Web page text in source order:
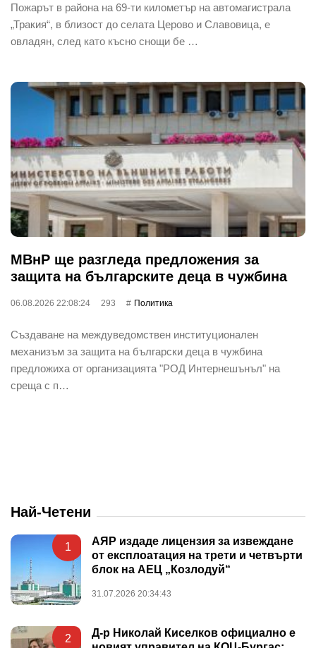
Пожарът в района на 69-ти километър на автомагистрала
„Тракия“, в близост до селата Церово и Славовица, е
овладян, след като късно снощи бе …
МВнР ще разгледа предложения за
защита на българските деца в чужбина
06.08.2026 22:08:24 293 Политика
Създаване на междуведомствен институционален
механизъм за защита на български деца в чужбина
предложиха от организацията "РОД Интернешънъл" на
среща с п…
Най-Четени
1
АЯР издаде лицензия за извеждане
от експлоатация на трети и четвърти
блок на АЕЦ „Козлодуй“
31.07.2026 20:34:43
2
Д-р Николай Киселков официално е